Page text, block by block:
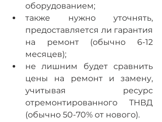
оборудованием;
также нужно уточнять,
предоставляется ли гарантия
на ремонт (обычно 6-12
месяцев);
не лишним будет сравнить
цены на ремонт и замену,
учитывая ресурс
отремонтированного ТНВД
(обычно 50-70% от нового).